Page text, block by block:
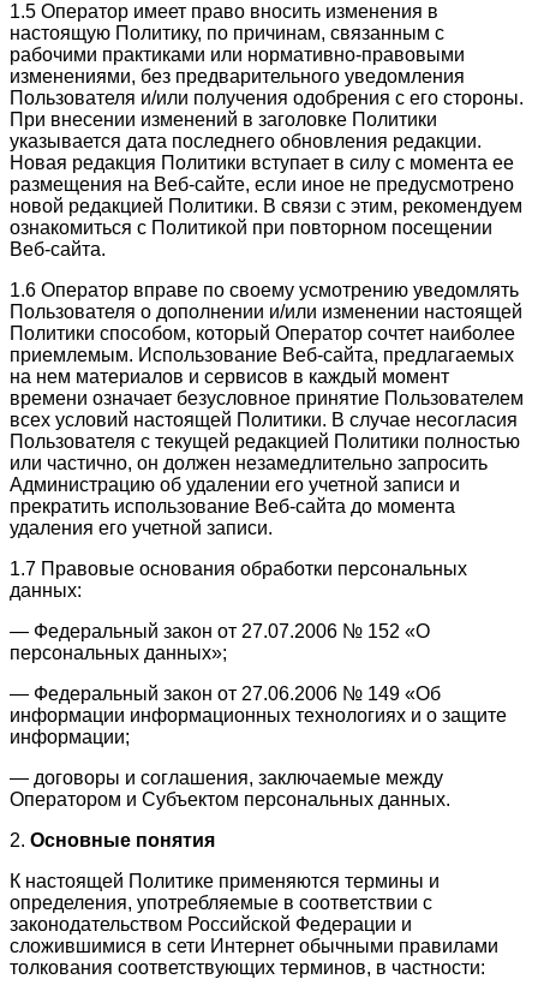
1.5 Оператор имеет право вносить изменения в
настоящую Политику, по причинам, связанным с
рабочими практиками или нормативно-правовыми
изменениями, без предварительного уведомления
Пользователя и/или получения одобрения с его стороны.
При внесении изменений в заголовке Политики
указывается дата последнего обновления редакции.
Новая редакция Политики вступает в силу с момента ее
размещения на Веб-сайте, если иное не предусмотрено
новой редакцией Политики. В связи с этим, рекомендуем
ознакомиться с Политикой при повторном посещении
Веб-сайта.
1.6 Оператор вправе по своему усмотрению уведомлять
Пользователя о дополнении и/или изменении настоящей
Политики способом, который Оператор сочтет наиболее
приемлемым. Использование Веб-сайта, предлагаемых
на нем материалов и сервисов в каждый момент
времени означает безусловное принятие Пользователем
всех условий настоящей Политики. В случае несогласия
Пользователя с текущей редакцией Политики полностью
или частично, он должен незамедлительно запросить
Администрацию об удалении его учетной записи и
прекратить использование Веб-сайта до момента
удаления его учетной записи.
1.7 Правовые основания обработки персональных
данных:
— Федеральный закон от 27.07.2006 № 152 «О
персональных данных»;
— Федеральный закон от 27.06.2006 № 149 «Об
информации информационных технологиях и о защите
информации;
— договоры и соглашения, заключаемые между
Оператором и Субъектом персональных данных.
2. Основные понятия
К настоящей Политике применяются термины и
определения, употребляемые в соответствии с
законодательством Российской Федерации и
сложившимися в сети Интернет обычными правилами
толкования соответствующих терминов, в частности: